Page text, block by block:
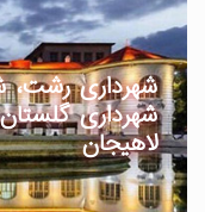
شهرداری رشت،
شهرداری
لاهیجان